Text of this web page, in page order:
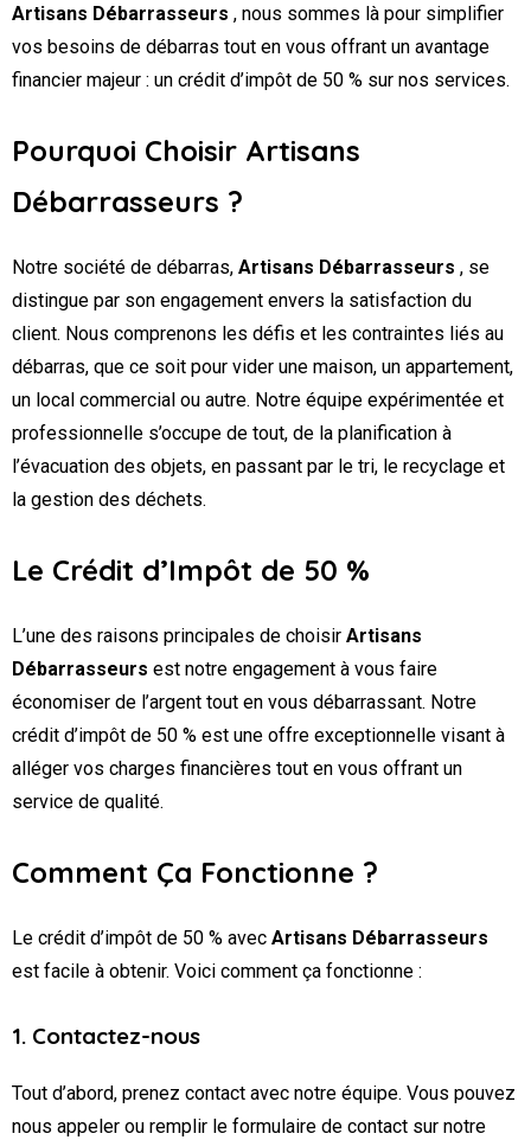
Artisans Débarrasseurs , nous sommes là pour simplifier
vos besoins de débarras tout en vous offrant un avantage
financier majeur : un crédit d’impôt de 50 % sur nos services.
Pourquoi Choisir Artisans
Débarrasseurs ?
Notre société de débarras, Artisans Débarrasseurs , se
distingue par son engagement envers la satisfaction du
client. Nous comprenons les défis et les contraintes liés au
débarras, que ce soit pour vider une maison, un appartement,
un local commercial ou autre. Notre équipe expérimentée et
professionnelle s’occupe de tout, de la planification à
l’évacuation des objets, en passant par le tri, le recyclage et
la gestion des déchets.
Le Crédit d’Impôt de 50 %
L’une des raisons principales de choisir Artisans
Débarrasseurs est notre engagement à vous faire
économiser de l’argent tout en vous débarrassant. Notre
crédit d’impôt de 50 % est une offre exceptionnelle visant à
alléger vos charges financières tout en vous offrant un
service de qualité.
Comment Ça Fonctionne ?
Le crédit d’impôt de 50 % avec Artisans Débarrasseurs
est facile à obtenir. Voici comment ça fonctionne :
1. Contactez-nous
Tout d’abord, prenez contact avec notre équipe. Vous pouvez
nous appeler ou remplir le formulaire de contact sur notre